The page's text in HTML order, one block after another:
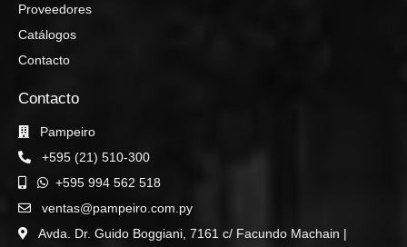
Proveedores
Catálogos
Contacto
Contacto
Pampeiro
+595 (21) 510-300
+595 994 562 518
ventas@pampeiro.com.py
Avda. Dr. Guido Boggiani, 7161 c/ Facundo Machain |